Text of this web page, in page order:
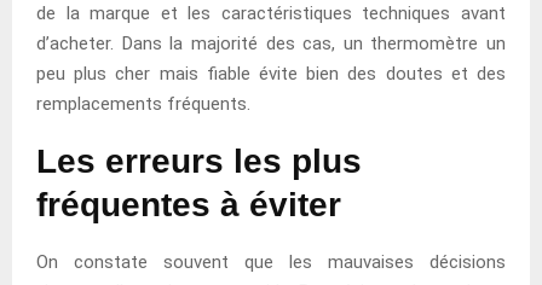
de la marque et les caractéristiques techniques avant
d’acheter. Dans la majorité des cas, un thermomètre un
peu plus cher mais fiable évite bien des doutes et des
remplacements fréquents.
Les erreurs les plus
fréquentes à éviter
On constate souvent que les mauvaises décisions